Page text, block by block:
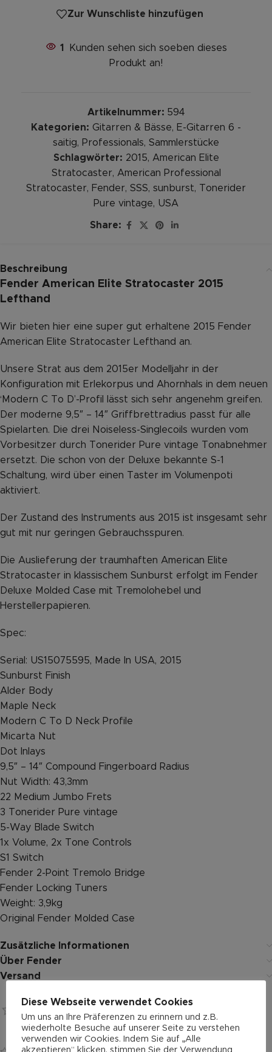
Zur Wunschliste hinzufügen
1
Kunden sehen sich soeben dieses
Produkt an!
Artikelnummer: 594
Kategorien: Gitarren & Bässe, E-Gitarren 6 -
saitig, Professionals, Sammlerstücke
Schlagwörter: 2015, American Elite
Stratocaster, American Professional
Stratocaster, Fender, SSS, sunburst, Tonerider
Pure vintage, USA
Share:
Beschreibung
Fender American Elite Stratocaster 2015
Lefthand
Wir bieten hier eine super gut erhaltene 2015 Fender
American Elite Stratocaster Lefthand an.
Unsere Strat aus dem 2015er Modelljahr in der
Konfiguration mit Erlekorpus und Ahornhals in dem neuen
‘Modern C To D’-Profil lässt sich sehr angenehm greifen.
Der moderne 9,5″ – 14″ Griffbrettradius passt für alle
Spielarten. Die drei Noiseless-Singlecoils wurden vom
Vorbesitzer durch Tonerider Pure vintage Tonabnehmer
ersetzt. Die schon von der Deluxe bekannte S-1
Schaltung, wird über einen Taster im Volumenpoti
aktiviert.
Der Zustand des Instruments aus 2015 ist insgesamt sehr
gut mit nur geringen Gebrauchsspuren.
Die Auslieferung der traumhaften American Elite
Stratocaster in klassischem Sunburst erfolgt im Fender
Deluxe Molded Case mit Tremolohebel und
Herstellerpapieren.
Spec:
Serial: US15075595, Made In USA, 2015
Sunburst Finish
Alder Body
Maple Neck
Modern C To D Neck Profile
Micarta Nut
Dot Inlays
9,5″ – 14″ Compound Fingerboard Radius
Nut Width: 43,3mm
22 Medium Jumbo Frets
3 Tonerider Pure vintage
5-Way Blade Switch
1x Volume, 2x Tone Controls
S1 Switch
Fender 2-Point Tremolo Bridge
Fender Locking Tuners
Weight: 3,9kg
Original Fender Molded Case
Zusätzliche Informationen
Über Fender
Versand
0 reviews
Bewertungen
Es gibt noch keine Bewertungen.
Diese Webseite verwendet Cookies
Um uns an Ihre Präferenzen zu erinnern und z.B.
wiederholte Besuche auf unserer Seite zu verstehen
verwenden wir Cookies. Indem Sie auf „Alle
akzeptieren“ klicken, stimmen Sie der Verwendung